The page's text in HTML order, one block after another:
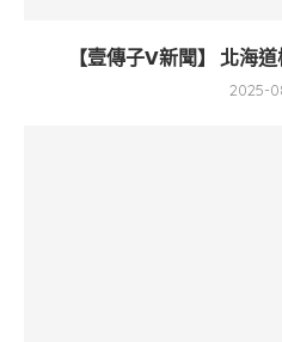
【壹傳子V新聞】 北海
2025-